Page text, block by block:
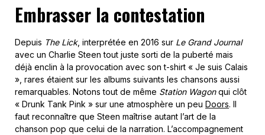
Embrasser la contestation
Depuis The Lick, interprétée en 2016 sur Le Grand Journal
avec un Charlie Steen tout juste sorti de la puberté mais
déjà enclin à la provocation avec son t-shirt « Je suis Calais
», rares étaient sur les albums suivants les chansons aussi
remarquables. Notons tout de même Station Wagonqui clôt
« Drunk Tank Pink » sur une atmosphère un peu Doors. Il
faut reconnaître que Steen maîtrise autant l’art de la
chanson pop que celui de la narration. L’accompagnement